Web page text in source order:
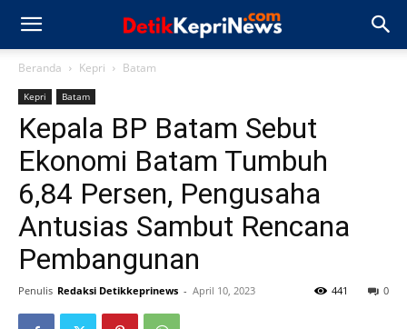
Beranda Kepri Batam
Kepri Batam
Kepala BP Batam Sebut
Ekonomi Batam Tumbuh
6,84 Persen, Pengusaha
Antusias Sambut Rencana
Pembangunan
Penulis Redaksi Detikkeprinews - April 10, 2023 0
441